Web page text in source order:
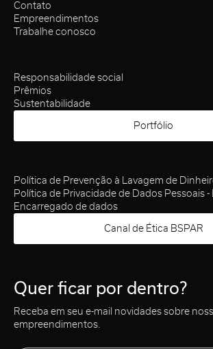
Contato
Empreendimentos
Trabalhe conosco
Responsabilidade social
Prêmios
Sustentabilidade
Portfólio
Política de Prevenção à Lavagem de
Política de Privacidade de Dados Pessoais -
Encarregado de dados
Canal de Ética BSPAR
Quer ficar por dentro?
Receba em seu e-mail novidades sobre
empreendimentos.